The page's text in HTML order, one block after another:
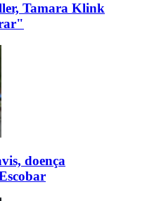
Tamara Klink
doença